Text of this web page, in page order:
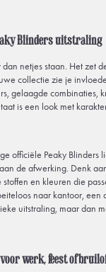
Blinders uitstraling
netjes staan. Het zet
collectie zie je
gelaagde combinaties,
is een look met
officiële Peaky Blinders
de afwerking. Denk
en kleuren die
naar kantoor, een
uitstraling, maar dan
werk, feest of